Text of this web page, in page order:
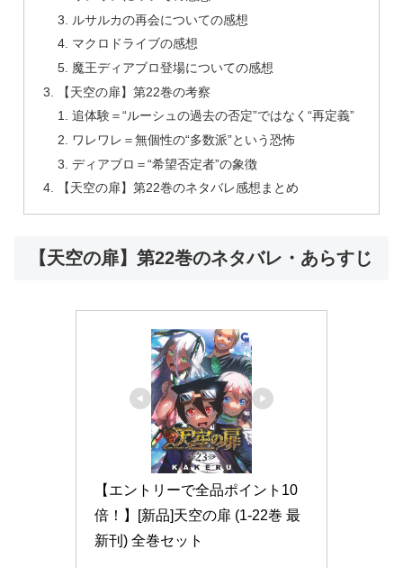
ルサルカの再会についての感想
マクロドライブの感想
魔王ディアブロ登場についての感想
【天空の扉】第22巻の考察
追体験＝“ルーシュの過去の否定”ではなく“再定義”
ワレワレ＝無個性の“多数派”という恐怖
ディアブロ＝“希望否定者”の象徴
【天空の扉】第22巻のネタバレ感想まとめ
【天空の扉】第22巻のネタバレ・あらすじ
【エントリーで全品ポイント10
倍！】[新品]天空の扉 (1-22巻 最
新刊) 全巻セット